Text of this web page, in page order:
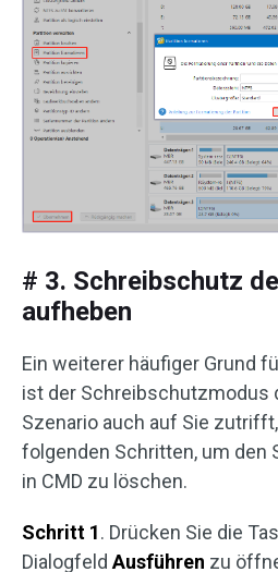
# 3. Schreibschutz
aufheben
Ein weiterer häufiger Grund
ist der Schreibschutzmodus
Szenario auch auf Sie
folgenden Schritten, um den
in CMD zu löschen.
Schritt 1. Drücken Sie die
Dialogfeld Ausführen zu